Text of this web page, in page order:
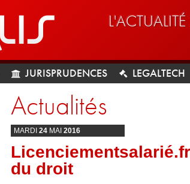
JURISPRUDENCES LEGALTECH
Actualités
MARDI 24 MAI 2016
du droit